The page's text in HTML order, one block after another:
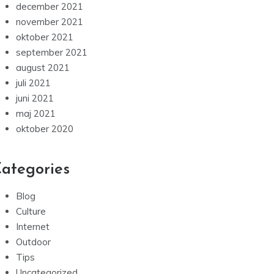
december 2021
november 2021
oktober 2021
september 2021
august 2021
juli 2021
juni 2021
maj 2021
oktober 2020
Blog
Culture
Internet
Outdoor
Tips